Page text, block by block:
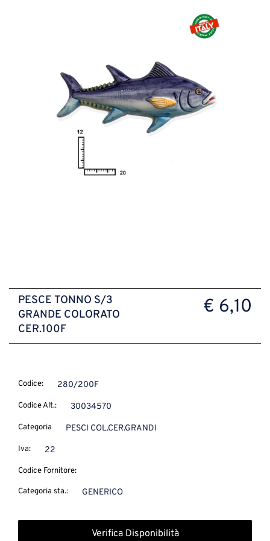
PESCE TONNO S/3
GRANDE COLORATO
CER.100F
€ 6,10
Codice: 280/200F
Codice Alt.: 30034570
Categoria PESCI COL.CER.GRANDI
Iva: 22
Codice Fornitore:
Categoria sta.: GENERICO
Verifica Disponibilità